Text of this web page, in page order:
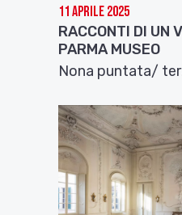
11 Aprile 2025
RACCONTI DI UN
PARMA MUSEO
Nona puntata/